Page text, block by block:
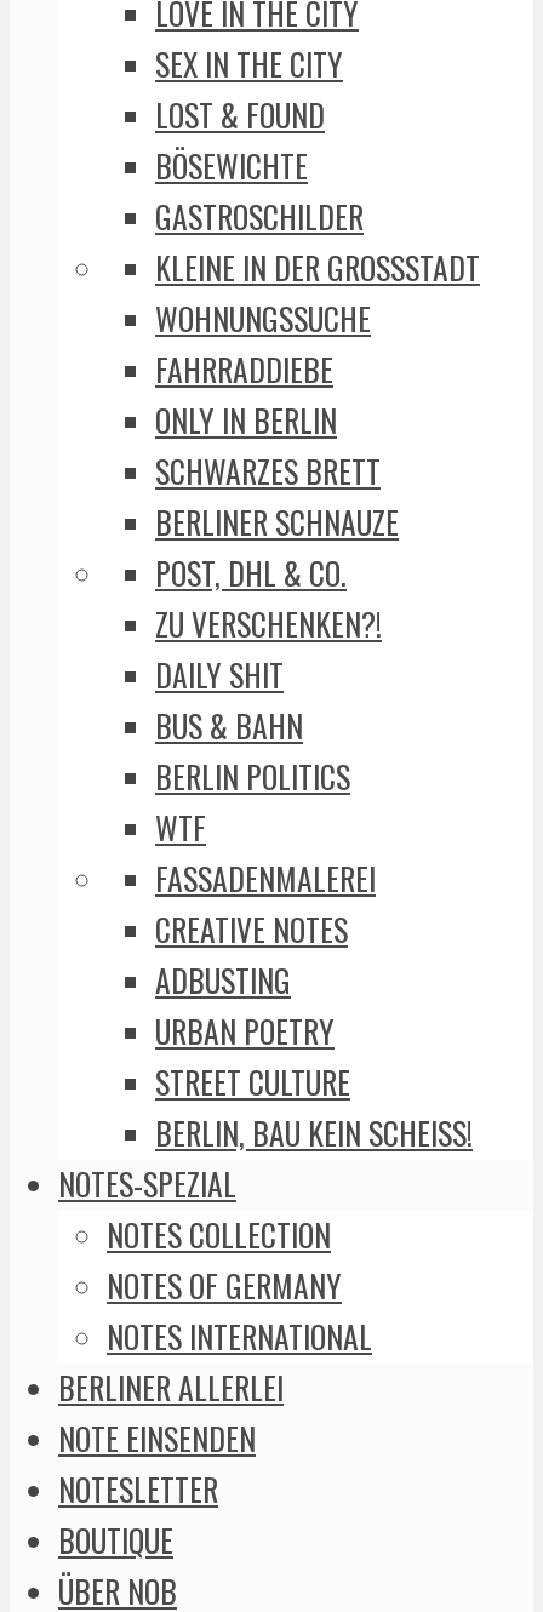
LOVE IN THE CITY
SEX IN THE CITY
LOST & FOUND
BÖSEWICHTE
GASTROSCHILDER
KLEINE IN DER GROSSSTADT
WOHNUNGSSUCHE
FAHRRADDIEBE
ONLY IN BERLIN
SCHWARZES BRETT
BERLINER SCHNAUZE
POST, DHL & CO.
ZU VERSCHENKEN?!
DAILY SHIT
BUS & BAHN
BERLIN POLITICS
WTF
FASSADENMALEREI
CREATIVE NOTES
ADBUSTING
URBAN POETRY
STREET CULTURE
BERLIN, BAU KEIN SCHEISS!
NOTES-SPEZIAL
NOTES COLLECTION
NOTES OF GERMANY
NOTES INTERNATIONAL
BERLINER ALLERLEI
NOTE EINSENDEN
NOTESLETTER
BOUTIQUE
ÜBER NOB